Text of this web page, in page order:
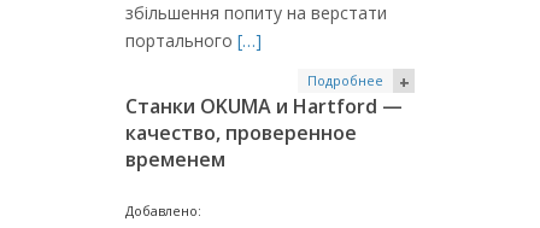
збільшення попиту на верстати
портального […]
Подробнее +
Станки OKUMA и Hartford —
качество, проверенное
временем
Добавлено: